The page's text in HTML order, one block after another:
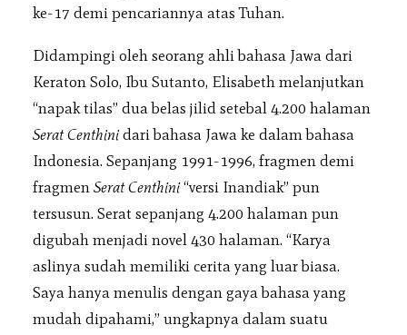
ke-17 demi pencariannya atas Tuhan.
Didampingi oleh seorang ahli bahasa Jawa dari
Keraton Solo, Ibu Sutanto, Elisabeth melanjutkan
“napak tilas” dua belas jilid setebal 4.200 halaman
Serat Centhinidari bahasa Jawa ke dalam bahasa
Indonesia. Sepanjang 1991-1996, fragmen demi
fragmen Serat Centhini“versi Inandiak” pun
tersusun. Serat sepanjang 4.200 halaman pun
digubah menjadi novel 430 halaman. “Karya
aslinya sudah memiliki cerita yang luar biasa.
Saya hanya menulis dengan gaya bahasa yang
mudah dipahami,” ungkapnya dalam suatu